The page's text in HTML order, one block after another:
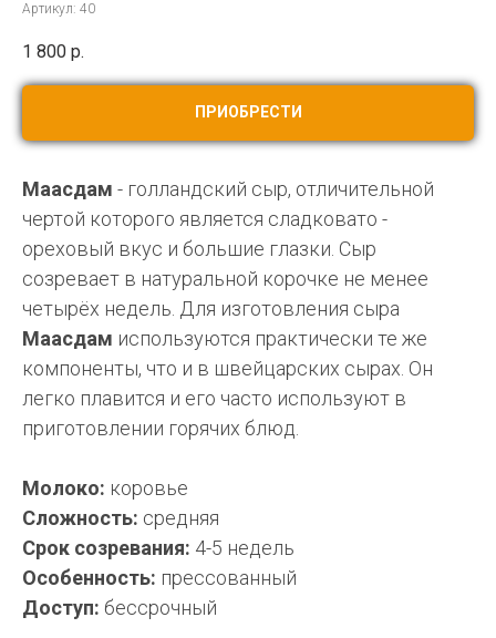
Артикул: 40
1 800 р.
ПРИОБРЕСТИ
Маасдам - голландский сыр, отличительной
чертой которого является сладковато -
ореховый вкус и большие глазки. Сыр
созревает в натуральной корочке не менее
четырёх недель. Для изготовления сыра
Маасдам используются практически те же
компоненты, что и в швейцарских сырах. Он
легко плавится и его часто используют в
приготовлении горячих блюд.
Молоко: коровье
Сложность: средняя
Срок созревания: 4-5 недель
Особенность: прессованный
Доступ: бессрочный